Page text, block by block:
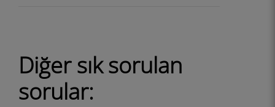
Diğer sık ​​sorulan
sorular: